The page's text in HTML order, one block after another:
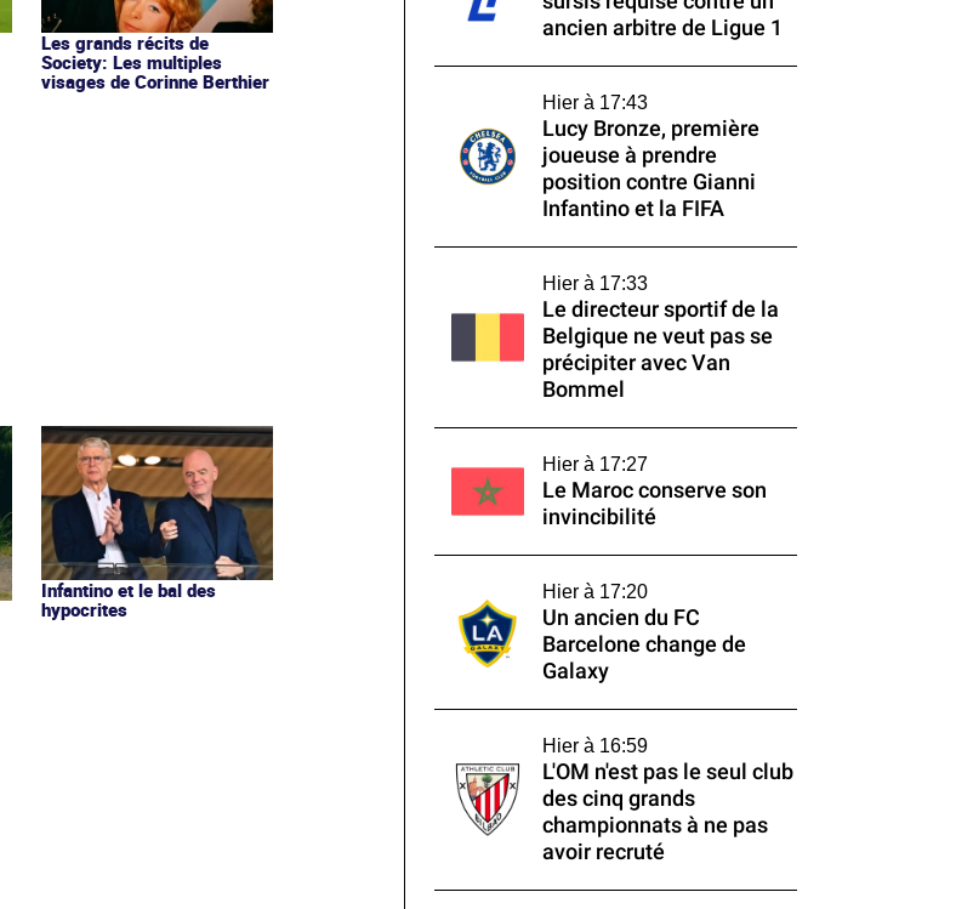
Les grands récits de
Society: Les multiples
visages de Corinne Berthier
Infantino et le bal des
hypocrites
ancien arbitre de Ligue 1
Hier à 17:43
Lucy Bronze, première
joueuse à prendre
position contre Gianni
Infantino et la FIFA
Hier à 17:33
Le directeur sportif de la
Belgique ne veut pas se
précipiter avec Van
Bommel
Hier à 17:27
Le Maroc conserve son
invincibilité
Hier à 17:20
Un ancien du FC
Barcelone change de
Galaxy
Hier à 16:59
L'OM n'est pas le seul club
des cinq grands
championnats à ne pas
avoir recruté